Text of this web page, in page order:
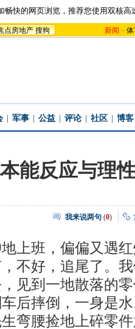
畅快的网页浏览，推荐您使用双核高
点房地产 搜狗 新闻 -
军事 公益 评论 社区 博客
能反应与理
我来说两句 (0)
班，偏偏又遇红
不好，追尾了。
见到一地散落的
后摔倒，一身是
弯腰捡地上碎零